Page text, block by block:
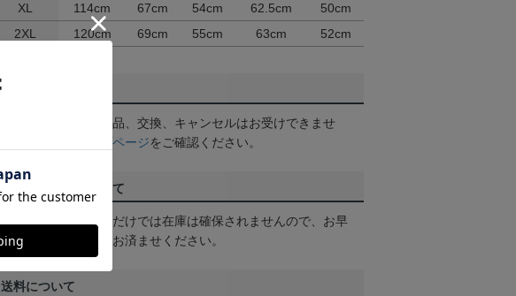
XL
114cm 67cm 54cm 62.5cm
50cm
2XL
120cm 69cm 55cm 63cm 52cm
返品・交換について
お客様都合による返品、交換、キャンセルはお受けできませ
ヘルプページをご確認ください。
ご注文の確定について
買い物かごに入れるだけでは在庫は確保されませんので、お早
めにご購入手続きをお済ませください。
送料について